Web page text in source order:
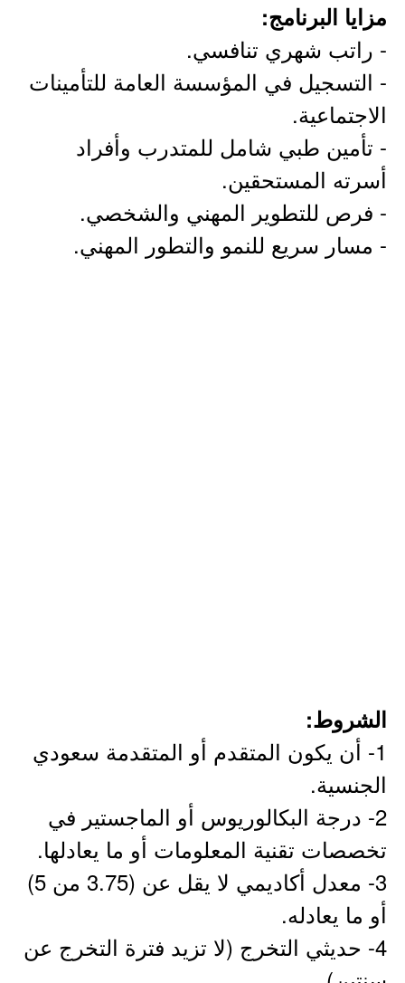
مزايا البرنامج:
- راتب شهري تنافسي.
- التسجيل في المؤسسة العامة للتأمينات
الاجتماعية.
- تأمين طبي شامل للمتدرب وأفراد
أسرته المستحقين.
- فرص للتطوير المهني والشخصي.
- مسار سريع للنمو والتطور المهني.
الشروط:
1- أن يكون المتقدم أو المتقدمة سعودي
الجنسية.
2- درجة البكالوريوس أو الماجستير في
تخصصات تقنية المعلومات أو ما يعادلها.
3- معدل أكاديمي لا يقل عن (3.75 من 5)
أو ما يعادله.
4- حديثي التخرج (لا تزيد فترة التخرج عن